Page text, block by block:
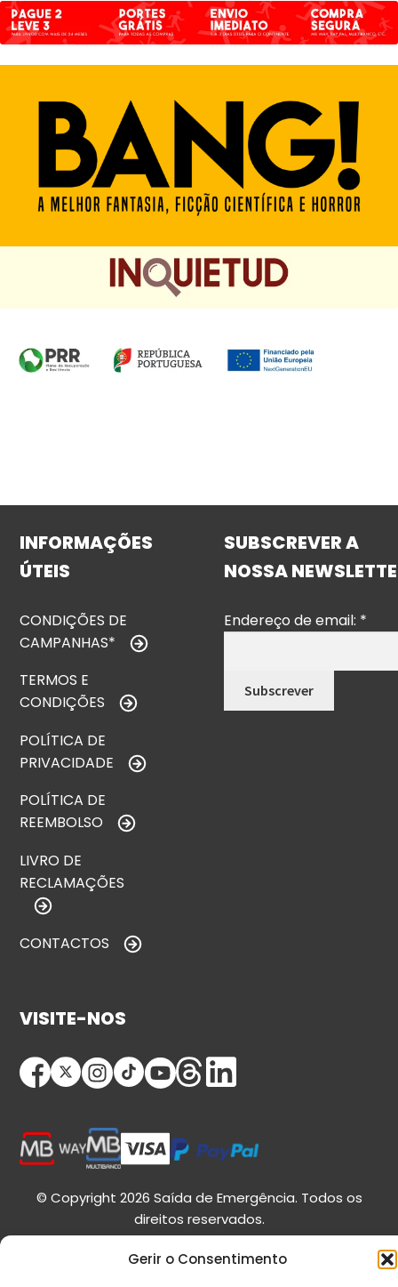
Gerir o Consentimento
INFORMAÇÕES
ÚTEIS
CONDIÇÕES DE
CAMPANHAS*
TERMOS E
CONDIÇÕES
POLÍTICA DE
PRIVACIDADE
POLÍTICA DE
REEMBOLSO
LIVRO DE
RECLAMAÇÕES
CONTACTOS
SUBSCREVER A
NOSSA
Endereço de email: *
VISITE-NOS
© Copyright 2026 Saída de Emergência. Todos os
direitos reservados.